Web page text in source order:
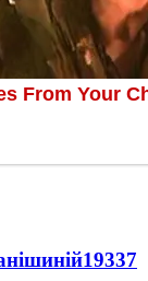
19337